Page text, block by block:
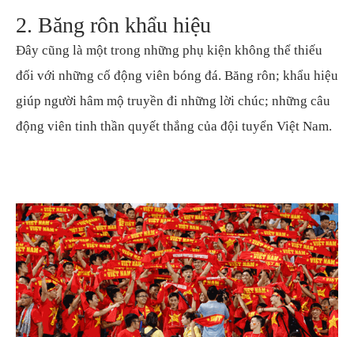
2. Băng rôn khẩu hiệu
Đây cũng là một trong những phụ kiện không thể thiếu
đối với những cố động viên bóng đá. Băng rôn; khẩu hiệu
giúp người hâm mộ truyền đi những lời chúc; những câu
động viên tinh thần quyết thắng của đội tuyển Việt Nam.